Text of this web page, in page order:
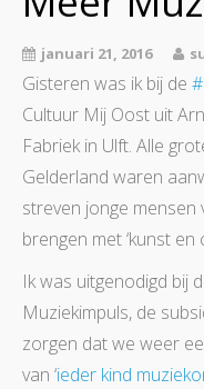
Wringt
Contact
januari 21, 2016
Gisteren was ik bij de
Cultuur Mij Oost uit
Fabriek in Ulft. Alle
Gelderland waren
streven jonge mensen
brengen met ‘kunst en
Ik was uitgenodigd bij
Muziekimpuls, de
zorgen dat we weer
van ‘ieder kind